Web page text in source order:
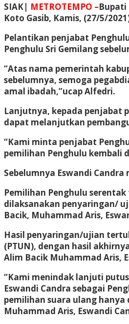
SIAK| METROTEMPO –Bupati
Koto Gasib, Kamis, (27/5/
Pelantikan penjabat
Penghulu Sri Gemilang
“Atas nama pemerintah
sebelumnya, semoga
amal ibadah,”ucap Alfedri.
Lanjutnya, kepada penjabat
dapat melanjutkan
“Kami minta penjabat
pemilihan Penghulu kembali
Sebelumnya Eswandi
Pemilihan Penghulu
dilaksanakan penyaringan/
Bacik, Muhammad Aris,
Hasil penyaringan/ujian
(PTUN), dengan hasil
Alim Bacik Muhammad Aris,
“Kami menindak lanjuti
Eswandi Candra sebagai
pemilihan suara ulang
Muhammad Aris, Eswandi